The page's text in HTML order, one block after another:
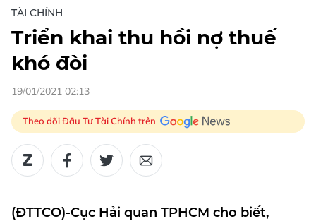
TÀI CHÍNH
Triển khai thu hồi nợ thuế
khó đòi
19/01/2021 02:13
Theo dõi Đầu Tư Tài Chính trên
(ĐTTCO)-Cục Hải quan TPHCM cho biết,